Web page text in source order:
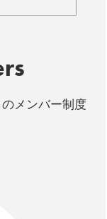
のメンバー制度